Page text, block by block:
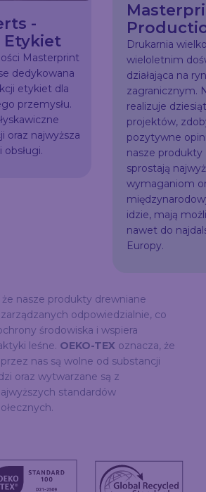
-
Etykiet
Masterprint
dedykowana
etykiet dla
przemysłu.
oraz najwyższa
Drukarnia
wieloletnim
działająca na
zagranicznym.
realizuje
projektów,
pozytywne
nasze
sprostają
wymaganiom
idzie, mają
nawet do
Europy.
nasze produkty drewniane
odpowiedzialnie, co
środowiska i wspiera
leśne. OEKO-TEX oznacza, że
nas są wolne od substancji
oraz wytwarzane są z
standardów